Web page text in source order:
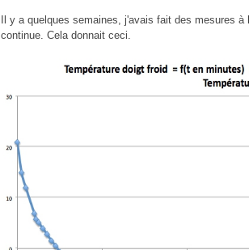
Il y a quelques semaines, j'avais fait des mesures
continue. Cela donnait ceci.